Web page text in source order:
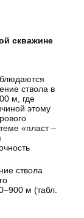
скважине
ствола в
м, где
этому
«пласт –
ствола
м (табл.